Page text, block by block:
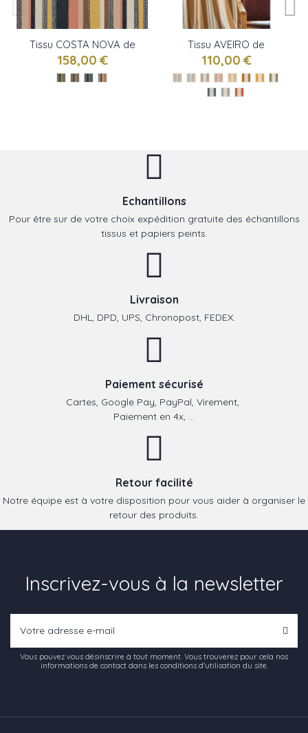
Tissu COSTA NOVA de
Casamance
158,00 €
Tissu AVEIRO de
Casamance
110,00 €
Echantillons
Pour être sur de votre choix expédition gratuite des échantillons
tissus et papiers peints.
Livraison
DHL, DPD, UPS, Chronopost, FEDEX.
Paiement sécurisé
Cartes, Google Pay, PayPal, Virement,
Paiement en 4x, ...
Retour facilité
Notre équipe est à votre disposition pour vous aider à organiser le
retour des produits.
Inscrivez-vous à la newsletter
Vous pouvez vous désinscrire à tout moment. Vous trouverez pour cela nos
informations de contact dans les conditions d'utilisation du site.